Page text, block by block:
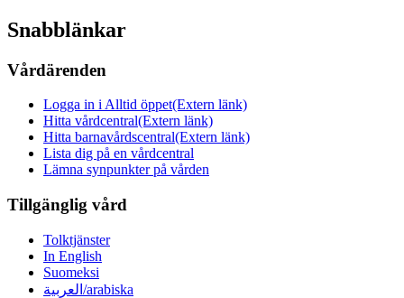
Snabblänkar
Vårdärenden
Logga in i Alltid öppet(Extern länk)
Hitta vårdcentral(Extern länk)
Hitta barnavårdscentral(Extern länk)
Lista dig på en vårdcentral
Lämna synpunkter på vården
Tillgänglig vård
Tolktjänster
In English
Suomeksi
العربية/arabiska